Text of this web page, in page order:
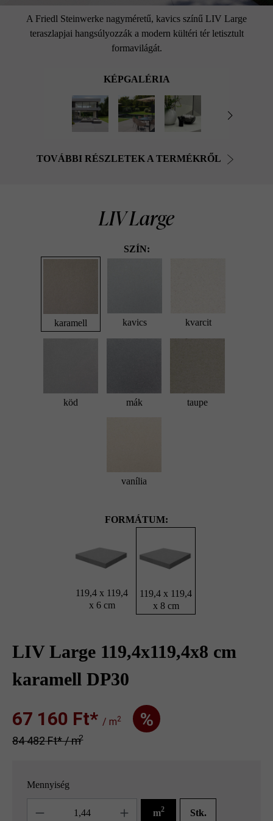
A Friedl Steinwerke nagyméretű, kavics színű LIV Large
teraszlapjai hangsúlyozzák a modern kültéri tér letisztult
formavilágát.
KÉPGALÉRIA
TOVÁBBI RÉSZLETEK A TERMÉKRŐL
LIV Large
SZÍN:
karamell kavics kvarcit
köd mák taupe
vanília
FORMÁTUM:
119,4 x 119,4
x 6 cm
119,4 x 119,4
x 8 cm
LIV Large 119,4x119,4x8 cm
karamell DP30
67 160 Ft‎‎‎* / m2 %
84 482 Ft‎‎‎* / m2
Mennyiség
m2 Stk.